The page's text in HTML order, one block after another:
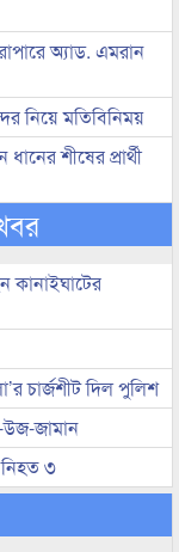
অ্যাড. এমরান
নিয়ে মতিবিনিময়
শীষের প্রার্থী
কানাইঘাটের
চার্জশীট দিল পুলিশ
উজ-জামান
৩